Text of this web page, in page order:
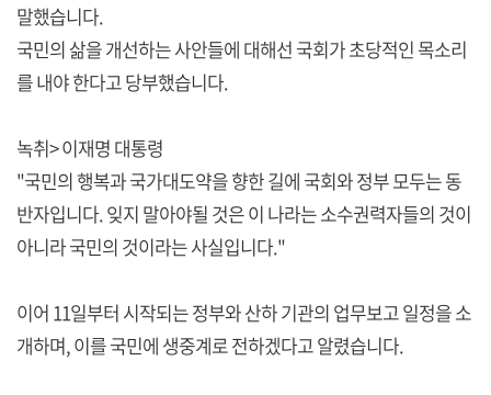
말했습니다.
국민의 삶을 개선하는 사안들에 대해선 국회가 초당적인 목소리
를 내야 한다고 당부했습니다.
녹취> 이재명 대통령
"국민의 행복과 국가대도약을 향한 길에 국회와 정부 모두는 동
반자입니다. 잊지 말아야될 것은 이 나라는 소수권력자들의 것이
아니라 국민의 것이라는 사실입니다."
이어 11일부터 시작되는 정부와 산하 기관의 업무보고 일정을 소
개하며, 이를 국민에 생중계로 전하겠다고 알렸습니다.